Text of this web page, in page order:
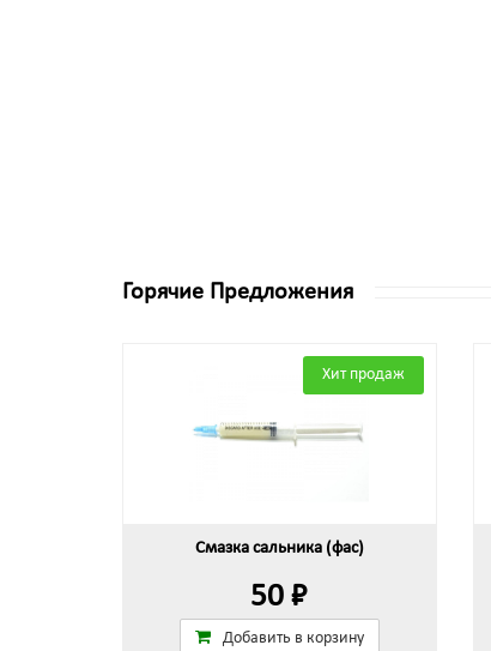
Горячие Предложения
Хит продаж
Смазка сальника (фас)
50 ₽
Добавить в корзину